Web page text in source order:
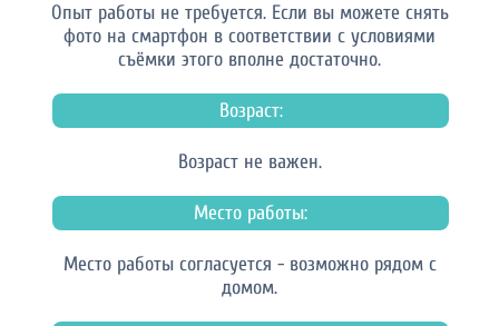
Опыт работы не требуется. Если вы можете снять
фото на смартфон в соответствии с условиями
съёмки этого вполне достаточно.
Возраст:
Возраст не важен.
Место работы:
Место работы согласуется - возможно рядом с
домом.